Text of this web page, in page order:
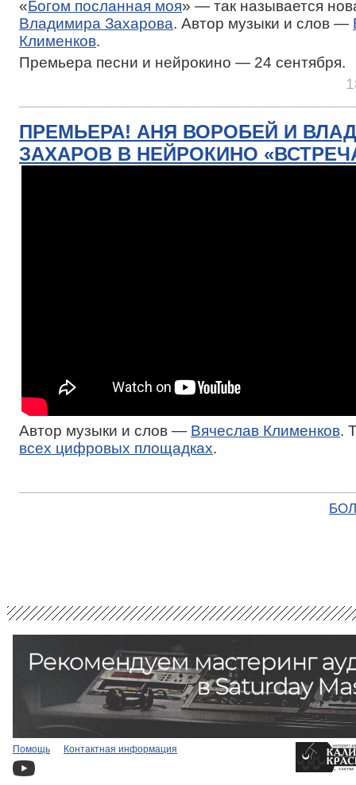
«Богом посланная моя» — так называется
Владимира Захарова. Автор музыки и слов —
Клименков.
Премьера песни и нейрокино — 24 сентября.
ПРЕМЬЕРА! АНЯ ВОРОБЕЙ И
ЗАХАРОВ В НЕЙРОКИНО
Автор музыки и слов — Вячеслав Клименков.
всех цифровых площадках.
Помощь Контактная информация